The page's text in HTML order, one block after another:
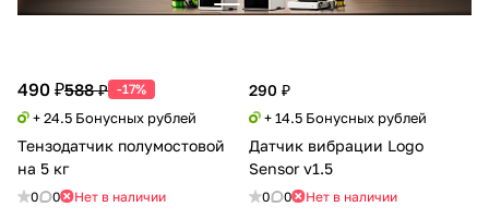
490 ₽588 ₽ -17%
+ 24.5 Бонусных рублей
Тензодатчик полумостовой
на 5 кг
0 0 Нет в наличии
290 ₽
+ 14.5 Бонусных рублей
Датчик вибрации Logo
Sensor v1.5
0 0 Нет в наличии